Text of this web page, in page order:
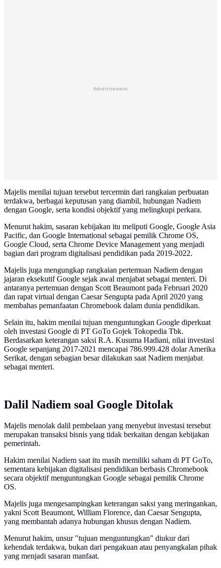
Advertisement
Majelis menilai tujuan tersebut tercermin dari rangkaian perbuatan
terdakwa, berbagai keputusan yang diambil, hubungan Nadiem
dengan Google, serta kondisi objektif yang melingkupi perkara.
Menurut hakim, sasaran kebijakan itu meliputi Google, Google Asia
Pacific, dan Google International sebagai pemilik Chrome OS,
Google Cloud, serta Chrome Device Management yang menjadi
bagian dari program digitalisasi pendidikan pada 2019-2022.
Majelis juga mengungkap rangkaian pertemuan Nadiem dengan
jajaran eksekutif Google sejak awal menjabat sebagai menteri. Di
antaranya pertemuan dengan Scott Beaumont pada Februari 2020
dan rapat virtual dengan Caesar Sengupta pada April 2020 yang
membahas pemanfaatan Chromebook dalam dunia pendidikan.
Selain itu, hakim menilai tujuan menguntungkan Google diperkuat
oleh investasi Google di PT GoTo Gojek Tokopedia Tbk.
Berdasarkan keterangan saksi R.A. Kusuma Hadiani, nilai investasi
Google sepanjang 2017-2021 mencapai 786.999.428 dolar Amerika
Serikat, dengan sebagian besar dilakukan saat Nadiem menjabat
sebagai menteri.
Dalil Nadiem soal Google Ditolak
Majelis menolak dalil pembelaan yang menyebut investasi tersebut
merupakan transaksi bisnis yang tidak berkaitan dengan kebijakan
pemerintah.
Hakim menilai Nadiem saat itu masih memiliki saham di PT GoTo,
sementara kebijakan digitalisasi pendidikan berbasis Chromebook
secara objektif menguntungkan Google sebagai pemilik Chrome
OS.
Majelis juga mengesampingkan keterangan saksi yang meringankan,
yakni Scott Beaumont, William Florence, dan Caesar Sengupta,
yang membantah adanya hubungan khusus dengan Nadiem.
Menurut hakim, unsur "tujuan menguntungkan" diukur dari
kehendak terdakwa, bukan dari pengakuan atau penyangkalan pihak
yang menjadi sasaran manfaat.